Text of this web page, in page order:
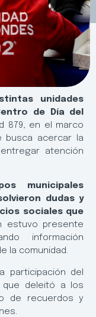
unidades
de Día del
879, en el marco
busca acercar la
atención
municipales
dudas y
sociales que
estuvo presente
información
la comunidad.
participación del
que deleitó a los
de recuerdos y